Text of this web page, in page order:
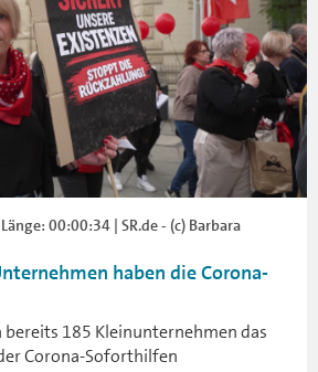
00:00:34 | SR.de - (c) Barbara
haben die Corona-
bereits 185 Kleinunternehmen das
Corona-Soforthilfen